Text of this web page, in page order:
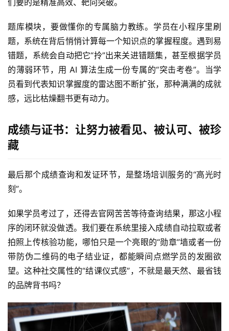
于
案
例
服
H
5
发
信
开
发
小
程
开
发
们要的是精准高效、靶向突破。
题库模块，要做懂你的专属脑力教练。学员在小程序里刷
题，系统在背后悄悄计算每一个知识点的掌握程度。遇到易
错题，系统会自动把它“拎”出来关进错题集，甚至根据学员
的薄弱环节，用 AI 算法生成一份专属的“突击考卷”。当学
员看到代表知识掌握度的雷达图不断扩张，那种满满的成就
感，远比枯燥翻书更有动力。
成绩与证书：让努力被看见、被认可、被珍
藏
最后那个成绩查询和发证环节，是整场培训服务的“高光时
刻”。
如果学员考过了，还得去官网苦苦等待查询结果，那这小程
序的闭环就没做透。我们要在系统里接入成绩自动拉取或者
拍照上传核验功能，哪怕只是一个亮眼的“勋章”墙或者一份
带防伪二维码的电子结业证，都能瞬间点燃学员的发圈欲
望。这种社交属性的“结课仪式感”，不就是最天然、最省钱
的品牌背书吗？